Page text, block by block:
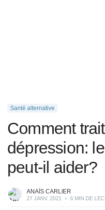
Santé alternative
Comment
dépression:
peut-il aider?
ANAÏS CARLIER
27 JANV. 2021 • 6 MIN DE